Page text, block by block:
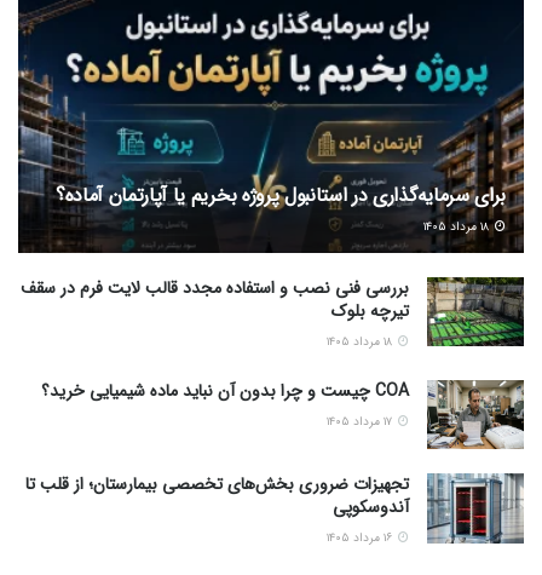
برای سرمایه‌گذاری در استانبول پروژه بخریم یا آپارتمان آماده؟
۱۸ مرداد ۱۴۰۵
بررسی فنی نصب و استفاده مجدد قالب لایت فرم در سقف
تیرچه بلوک
COA چیست و چرا بدون آن نباید ماده شیمیایی خرید؟
تجهیزات ضروری بخش‌های تخصصی بیمارستان؛ از قلب تا
آندوسکوپی